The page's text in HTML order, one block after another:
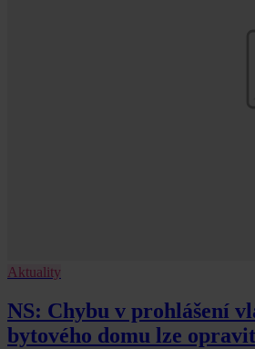
Aktuality
NS: Chybu v prohlášení
bytového domu lze